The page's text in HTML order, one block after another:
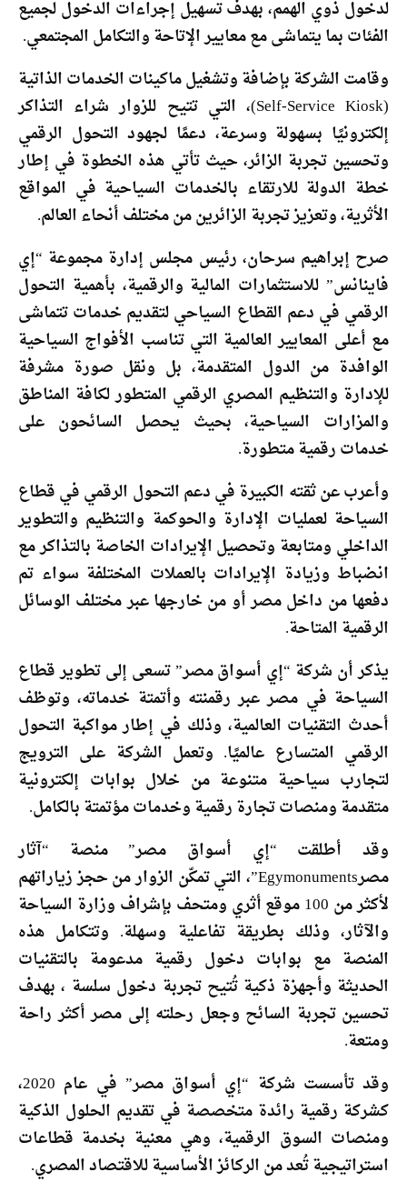
لدخول ذوي الهمم، بهدف تسهيل إجراءات الدخول لجميع
الفئات بما يتماشى مع معايير الإتاحة والتكامل المجتمعي.
وقامت الشركة بإضافة وتشغيل ماكينات الخدمات الذاتية
(Self-Service Kiosk)، التي تتيح للزوار شراء التذاكر
إلكترونيًا بسهولة وسرعة، دعمًا لجهود التحول الرقمي
وتحسين تجربة الزائر، حيث تأتي هذه الخطوة في إطار
خطة الدولة للارتقاء بالخدمات السياحية في المواقع
الأثرية، وتعزيز تجربة الزائرين من مختلف أنحاء العالم.
صرح إبراهيم سرحان، رئيس مجلس إدارة مجموعة “إي
فاينانس” للاستثمارات المالية والرقمية، بأهمية التحول
الرقمي في دعم القطاع السياحي لتقديم خدمات تتماشى
مع أعلى المعايير العالمية التي تناسب الأفواج السياحية
الوافدة من الدول المتقدمة، بل ونقل صورة مشرفة
للإدارة والتنظيم المصري الرقمي المتطور لكافة المناطق
والمزارات السياحية، بحيث يحصل السائحون على
خدمات رقمية متطورة.
وأعرب عن ثقته الكبيرة في دعم التحول الرقمي في قطاع
السياحة لعمليات الإدارة والحوكمة والتنظيم والتطوير
الداخلي ومتابعة وتحصيل الإيرادات الخاصة بالتذاكر مع
انضباط وزيادة الإيرادات بالعملات المختلفة سواء تم
دفعها من داخل مصر أو من خارجها عبر مختلف الوسائل
الرقمية المتاحة.
يذكر أن شركة “إي أسواق مصر” تسعى إلى تطوير قطاع
السياحة في مصر عبر رقمنته وأتمتة خدماته، وتوظف
أحدث التقنيات العالمية، وذلك في إطار مواكبة التحول
الرقمي المتسارع عالميًا. وتعمل الشركة على الترويج
لتجارب سياحية متنوعة من خلال بوابات إلكترونية
متقدمة ومنصات تجارة رقمية وخدمات مؤتمتة بالكامل.
وقد أطلقت “إي أسواق مصر” منصة “آثار
مصرEgymonuments”، التي تمكّن الزوار من حجز زياراتهم
لأكثر من 100 موقع أثري ومتحف بإشراف وزارة السياحة
والآثار، وذلك بطريقة تفاعلية وسهلة. وتتكامل هذه
المنصة مع بوابات دخول رقمية مدعومة بالتقنيات
الحديثة وأجهزة ذكية تُتيح تجربة دخول سلسة ، بهدف
تحسين تجربة السائح وجعل رحلته إلى مصر أكثر راحة
ومتعة.
وقد تأسست شركة “إي أسواق مصر” في عام 2020،
كشركة رقمية رائدة متخصصة في تقديم الحلول الذكية
ومنصات السوق الرقمية، وهي معنية بخدمة قطاعات
استراتيجية تُعد من الركائز الأساسية للاقتصاد المصري.